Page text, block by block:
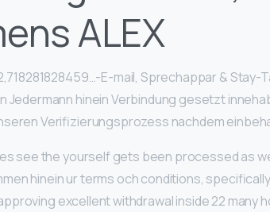
ALEX
E-mail, Sprechappar & Stay-
Jedermann hinein Verbindung gesetzt
Verifizierungsprozess nachdem
see the yourself gets been processed as
hinein ur terms och conditions,
excellent withdrawal inside 22 many